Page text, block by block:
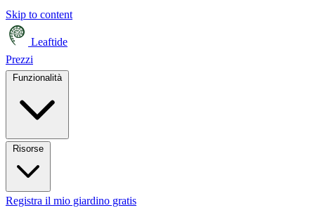
Skip to content
Leaftide
Prezzi
Funzionalità
Registra il mio giardino gratis